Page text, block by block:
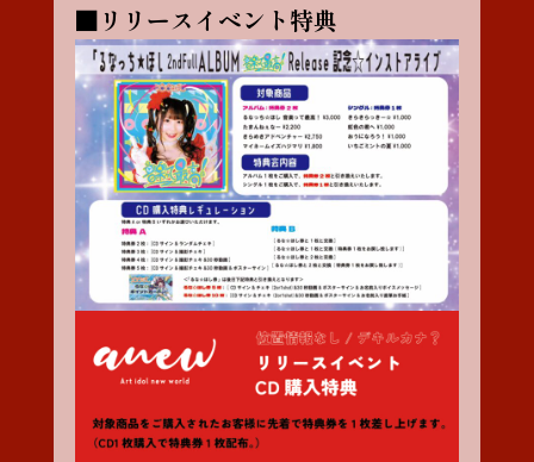
■リリースイベント特典